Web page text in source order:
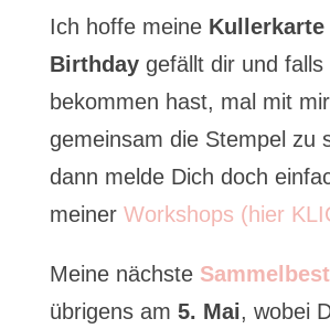
Ich hoffe meine Kullerkarte
Birthdaygefällt dir und falls
bekommen hast, mal mit mir
gemeinsam die Stempel zu
dann melde Dich doch
meiner Workshops (hier
Meine nächste
übrigens am 5. Mai, wobei